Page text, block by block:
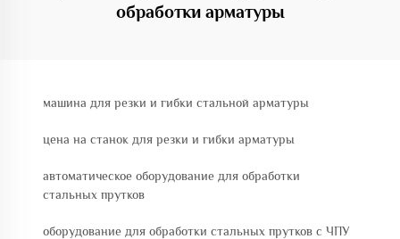
обработки арматуры
машина для резки и гибки стальной арматуры
цена на станок для резки и гибки арматуры
автоматическое оборудование для обработки
стальных прутков
оборудование для обработки стальных прутков с ЧПУ